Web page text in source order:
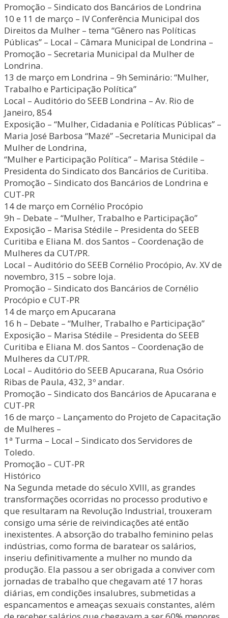
Promoção – Sindicato dos Bancários de Londrina
10 e 11 de março – IV Conferência Municipal dos
Direitos da Mulher – tema “Gênero nas Políticas
Públicas” – Local – Câmara Municipal de Londrina –
Promoção – Secretaria Municipal da Mulher de
Londrina.
13 de março em Londrina – 9h Seminário: “Mulher,
Trabalho e Participação Política”
Local – Auditório do SEEB Londrina – Av. Rio de
Janeiro, 854
Exposição – “Mulher, Cidadania e Políticas Públicas” –
Maria José Barbosa “Mazé” –Secretaria Municipal da
Mulher de Londrina,
“Mulher e Participação Política” – Marisa Stédile –
Presidenta do Sindicato dos Bancários de Curitiba.
Promoção – Sindicato dos Bancários de Londrina e
CUT-PR
14 de março em Cornélio Procópio
9h – Debate – “Mulher, Trabalho e Participação”
Exposição – Marisa Stédile – Presidenta do SEEB
Curitiba e Eliana M. dos Santos – Coordenação de
Mulheres da CUT/PR.
Local – Auditório do SEEB Cornélio Procópio, Av. XV de
novembro, 315 – sobre loja.
Promoção – Sindicato dos Bancários de Cornélio
Procópio e CUT-PR
14 de março em Apucarana
16 h – Debate – “Mulher, Trabalho e Participação”
Exposição – Marisa Stédile – Presidenta do SEEB
Curitiba e Eliana M. dos Santos – Coordenação de
Mulheres da CUT/PR.
Local – Auditório do SEEB Apucarana, Rua Osório
Ribas de Paula, 432, 3º andar.
Promoção – Sindicato dos Bancários de Apucarana e
CUT-PR
16 de março – Lançamento do Projeto de Capacitação
de Mulheres –
1ª Turma – Local – Sindicato dos Servidores de
Toledo.
Promoção – CUT-PR
Histórico
Na Segunda metade do século XVIII, as grandes
transformações ocorridas no processo produtivo e
que resultaram na Revolução Industrial, trouxeram
consigo uma série de reivindicações até então
inexistentes. A absorção do trabalho feminino pelas
indústrias, como forma de baratear os salários,
inseriu definitivamente a mulher no mundo da
produção. Ela passou a ser obrigada a conviver com
jornadas de trabalho que chegavam até 17 horas
diárias, em condições insalubres, submetidas a
espancamentos e ameaças sexuais constantes, além